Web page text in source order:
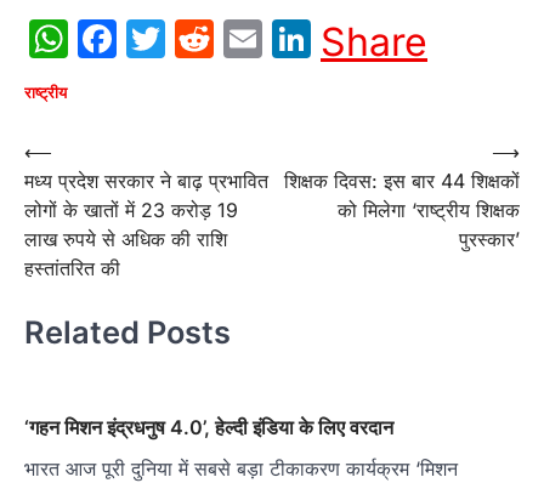
WhatsApp
Facebook
Twitter
Reddit
EmailLinkedIn
Share
राष्ट्रीय
Post
navigation
⟵
मध्य प्रदेश सरकार ने बाढ़ प्रभावित
लोगों के खातों में 23 करोड़ 19
लाख रुपये से अधिक की राशि
हस्तांतरित की
शिक्षक दिवस: इस बार 44 शिक्षकों
को मिलेगा ‘राष्ट्रीय शिक्षक
पुरस्कार’
⟶
Related Posts
‘गहन मिशन इंद्रधनुष 4.0’, हेल्दी इंडिया के लिए वरदान
भारत आज पूरी दुनिया में सबसे बड़ा टीकाकरण कार्यक्रम ‘मिशन